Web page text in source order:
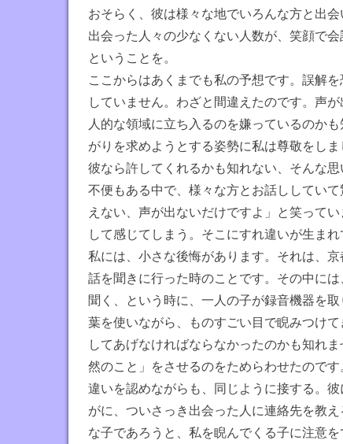
おそらく、彼は様々な地でいろんな方と出
出会った人々の少なくない人数が、笑顔で
ということを。
ここからはあくまでも私の予想です。誤解
していません。わざと間違えたのです。声
人的な領域に立ち入るのを嫌っているのか
がりを求めようとする姿勢に私は尊敬をしま
彼なら許してくれるかも知れない、そんな
不便もある中で、様々な方とお話ししてい
えない、声が出ないだけですよ」と笑って
して感じてしまう。そこにすれ違いが生まれ
私には、小さな後悔があります。それは、
話を聞きに行った時のことです。その中に
聞く、という時に、一人の子が録音機器を
葉を使いながら、ものすごい目で睨みつけ
してあげなければならなかったのかも知れ
然のこと」をさせるのをためらわせたのです
違いを認めながらも、同じように接する。
がに、ついさっき出会った人に連絡先を教
な子であろうと、私を睨んでくる子に注意